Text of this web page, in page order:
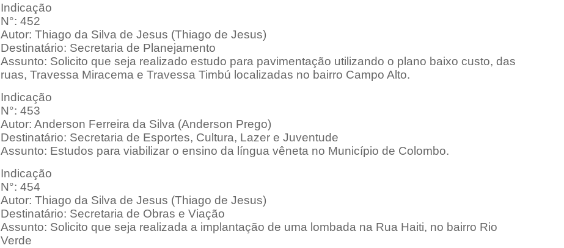
Indicação
N°: 452
Autor: Thiago da Silva de Jesus (Thiago de Jesus)
Destinatário: Secretaria de Planejamento
Assunto: Solicito que seja realizado estudo para pavimentação utilizando o plano baixo custo, das
ruas, Travessa Miracema e Travessa Timbú localizadas no bairro Campo Alto.
Indicação
N°: 453
Autor: Anderson Ferreira da Silva (Anderson Prego)
Destinatário: Secretaria de Esportes, Cultura, Lazer e Juventude
Assunto: Estudos para viabilizar o ensino da língua vêneta no Município de Colombo.
Indicação
N°: 454
Autor: Thiago da Silva de Jesus (Thiago de Jesus)
Destinatário: Secretaria de Obras e Viação
Assunto: Solicito que seja realizada a implantação de uma lombada na Rua Haiti, no bairro Rio
Verde